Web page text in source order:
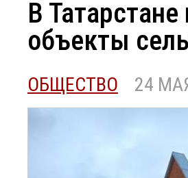
В
объекты
ОБЩЕСТВО 24